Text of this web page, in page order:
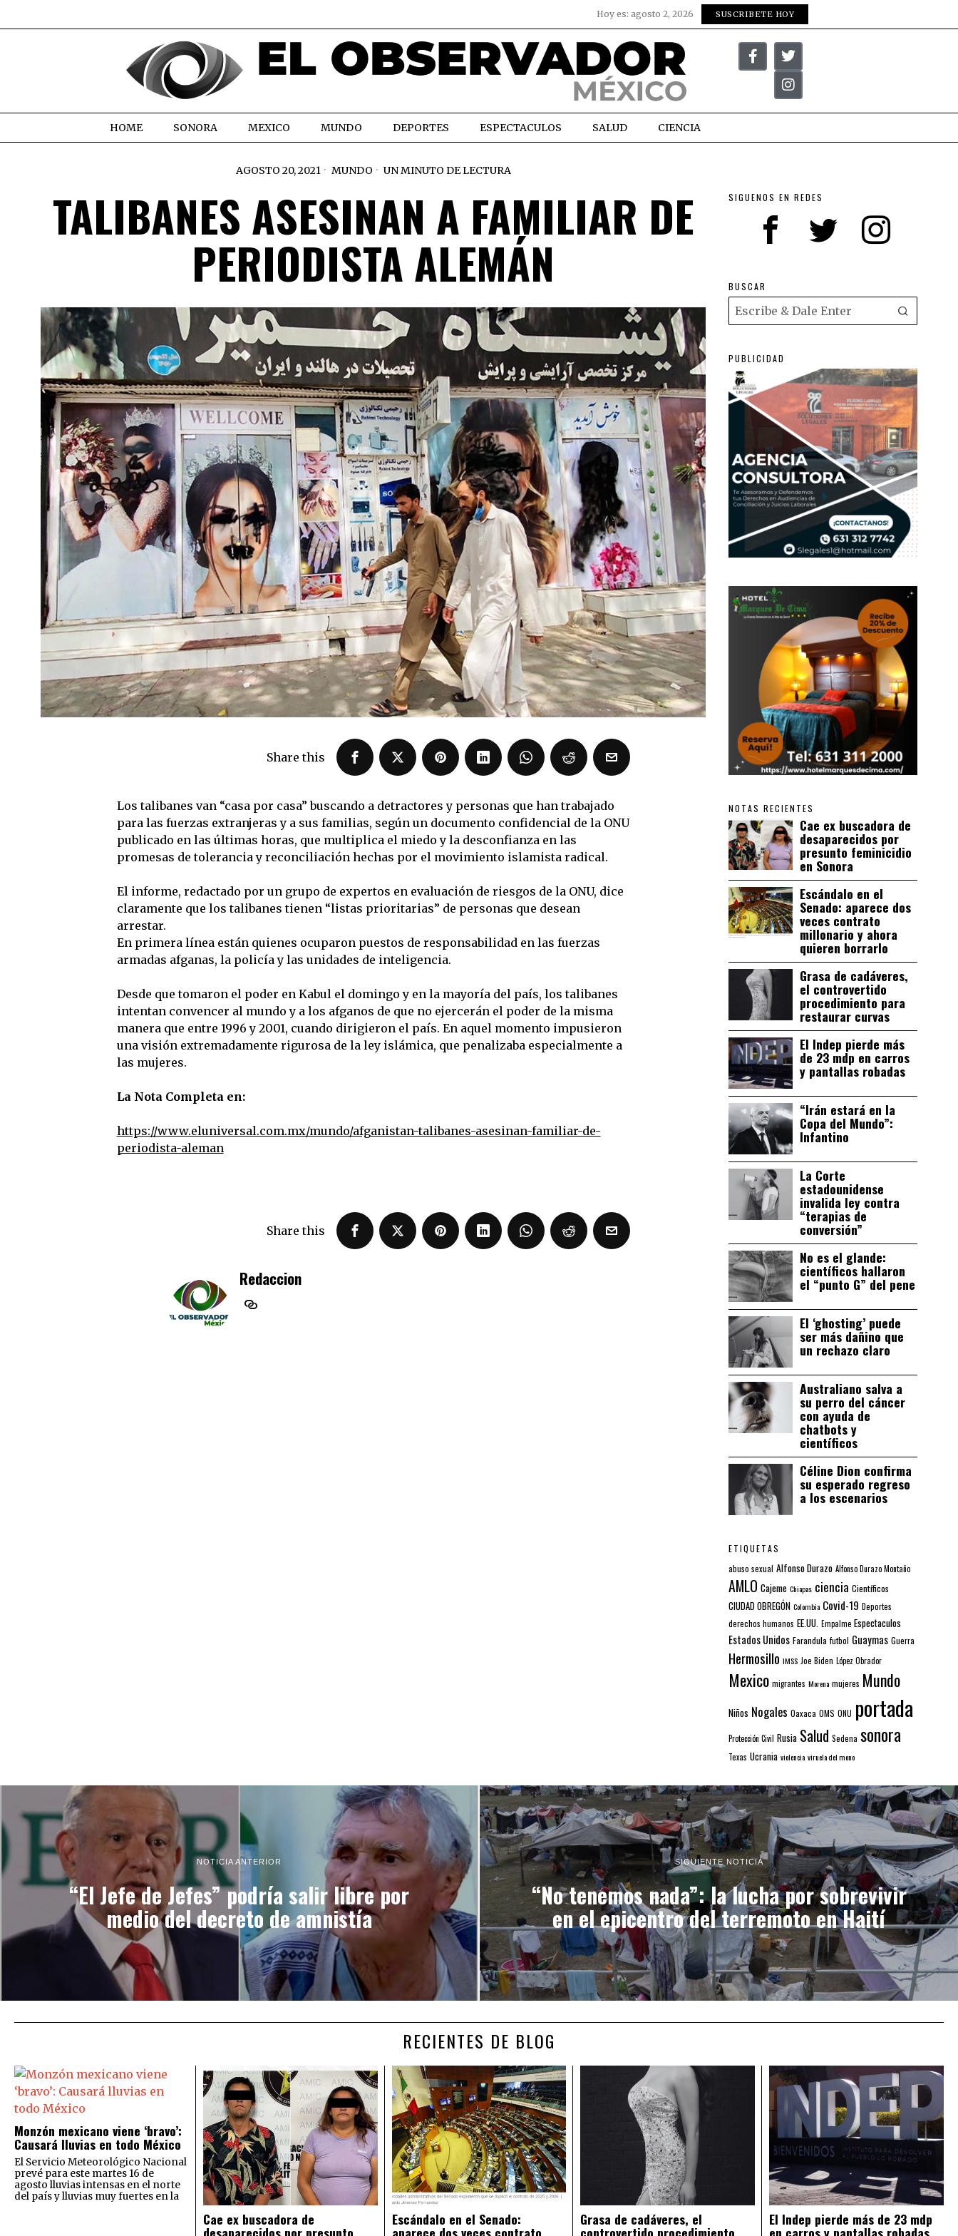
Hoy es: agosto 2, 2026 SUSCRIBETE HOY
HOME SONORA MEXICO MUNDO DEPORTES ESPECTACULOS SALUD CIENCIA
AGOSTO 20, 2021 MUNDO UN MINUTO DE LECTURA
TALIBANES ASESINAN A FAMILIAR DE
PERIODISTA ALEMÁN
Share this
Los talibanes van “casa por casa” buscando a detractores y personas que han trabajado
para las fuerzas extranjeras y a sus familias, según un documento confidencial de la ONU
publicado en las últimas horas, que multiplica el miedo y la desconfianza en las
promesas de tolerancia y reconciliación hechas por el movimiento islamista radical.
El informe, redactado por un grupo de expertos en evaluación de riesgos de la ONU, dice
claramente que los talibanes tienen “listas prioritarias” de personas que desean
arrestar.
En primera línea están quienes ocuparon puestos de responsabilidad en las fuerzas
armadas afganas, la policía y las unidades de inteligencia.
Desde que tomaron el poder en Kabul el domingo y en la mayoría del país, los talibanes
intentan convencer al mundo y a los afganos de que no ejercerán el poder de la misma
manera que entre 1996 y 2001, cuando dirigieron el país. En aquel momento impusieron
una visión extremadamente rigurosa de la ley islámica, que penalizaba especialmente a
las mujeres.
La Nota Completa en:
https://www.eluniversal.com.mx/mundo/afganistan-talibanes-asesinan-familiar-de-
periodista-aleman
Share this
Redaccion
SIGUENOS EN REDES
BUSCAR
PUBLICIDAD
NOTAS RECIENTES
Cae ex buscadora de
desaparecidos por
presunto feminicidio
en Sonora
Escándalo en el
Senado: aparece dos
veces contrato
millonario y ahora
quieren borrarlo
Grasa de cadáveres,
el controvertido
procedimiento para
restaurar curvas
El Indep pierde más
de 23 mdp en carros
y pantallas robadas
“Irán estará en la
Copa del Mundo”:
Infantino
La Corte
estadounidense
invalida ley contra
“terapias de
conversión”
No es el glande:
científicos hallaron
el “punto G” del pene
El ‘ghosting’ puede
ser más dañino que
un rechazo claro
Australiano salva a
su perro del cáncer
con ayuda de
chatbots y
científicos
Céline Dion confirma
su esperado regreso
a los escenarios
ETIQUETAS
abuso sexual Alfonso Durazo Alfonso Durazo Montaño
AMLO Cajeme Chiapas ciencia Científicos
CIUDAD OBREGÓN Colombia Covid-19 Deportes
derechos humanos EE.UU. Empalme Espectaculos
Estados Unidos Farandula futbol Guaymas Guerra
Hermosillo IMSS Joe Biden López Obrador
Mexico migrantes Morena mujeres Mundo
Niños Nogales Oaxaca OMS ONU portada
Protección Civil Rusia Salud Sedena sonora
Texas Ucrania violencia viruela del mono
NOTICIA ANTERIOR
“El Jefe de Jefes” podría salir libre por
medio del decreto de amnistía
SIGUIENTE NOTICIA
“No tenemos nada”: la lucha por sobrevivir
en el epicentro del terremoto en Haití
RECIENTES DE BLOG
Monzón mexicano viene ‘bravo’:
Causará lluvias en todo México
El Servicio Meteorológico Nacional
prevé para este martes 16 de
agosto lluvias intensas en el norte
del país y lluvias muy fuertes en la
Cae ex buscadora de
desaparecidos por presunto
Escándalo en el Senado:
aparece dos veces contrato
Grasa de cadáveres, el
controvertido procedimiento
El Indep pierde más de 23 mdp
en carros y pantallas robadas